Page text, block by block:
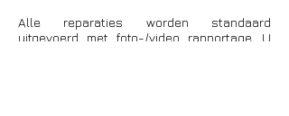
Alle reparaties worden standaard
uitgevoerd met foto-/video rapportage. U